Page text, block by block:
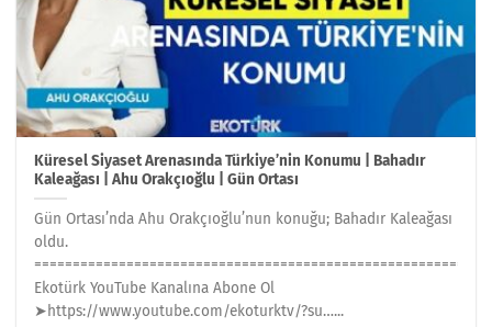
Küresel Siyaset Arenasında Türkiye’nin Konumu | Bahadır
Kaleağası | Ahu Orakçıoğlu | Gün Ortası
Gün Ortası’nda Ahu Orakçıoğlu’nun konuğu; Bahadır Kaleağası
oldu.
========================================================
Ekotürk YouTube Kanalına Abone Ol
➤https://www.youtube.com/ekoturktv/?su…...